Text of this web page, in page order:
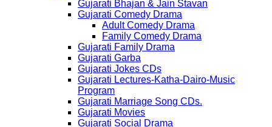
Gujarati Bhajan & Jain Stavan
Gujarati Comedy Drama
Adult Comedy Drama
Family Comedy Drama
Gujarati Family Drama
Gujarati Garba
Gujarati Jokes CDs
Gujarati Lectures-Katha-Dairo-Music
Program
Gujarati Marriage Song CDs.
Gujarati Movies
Gujarati Social Drama